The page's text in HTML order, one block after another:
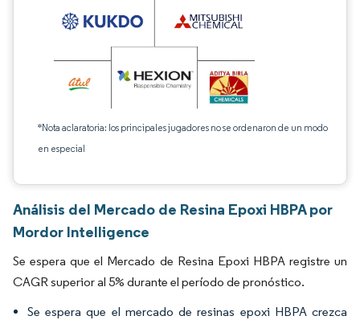
*Nota aclaratoria: los principales jugadores no se ordenaron de un modo
en especial
Análisis del Mercado de Resina Epoxi HBPA por
Mordor Intelligence
Se espera que el Mercado de Resina Epoxi HBPA registre un
CAGR superior al 5% durante el período de pronóstico.
Se espera que el mercado de resinas epoxi HBPA crezca